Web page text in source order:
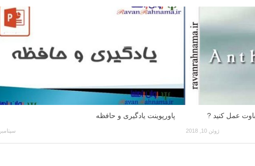
پاورپوینت يادگيری و حافظه
سپتامبر 18, 2018
عمل کنید ?
ژوئن 10, 2018